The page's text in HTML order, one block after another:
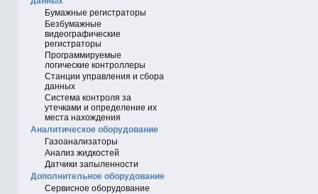
Бумажные регистраторы
Безбумажные
видеографические
регистраторы
Программируемые
логические контроллеры
Станции управления и сбора
данных
Система контроля за
утечками и определение их
места нахождения
Аналитическое оборудование
Газоанализаторы
Анализ жидкостей
Датчики запыленности
Дополнительное оборудование
Сервисное оборудование